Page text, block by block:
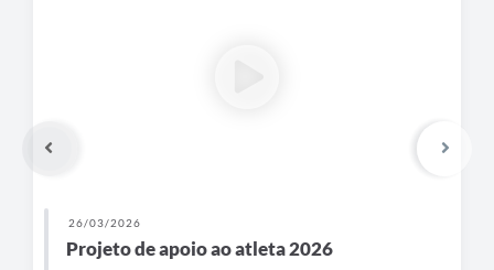
26/03/2026
Projeto de apoio ao atleta 2026